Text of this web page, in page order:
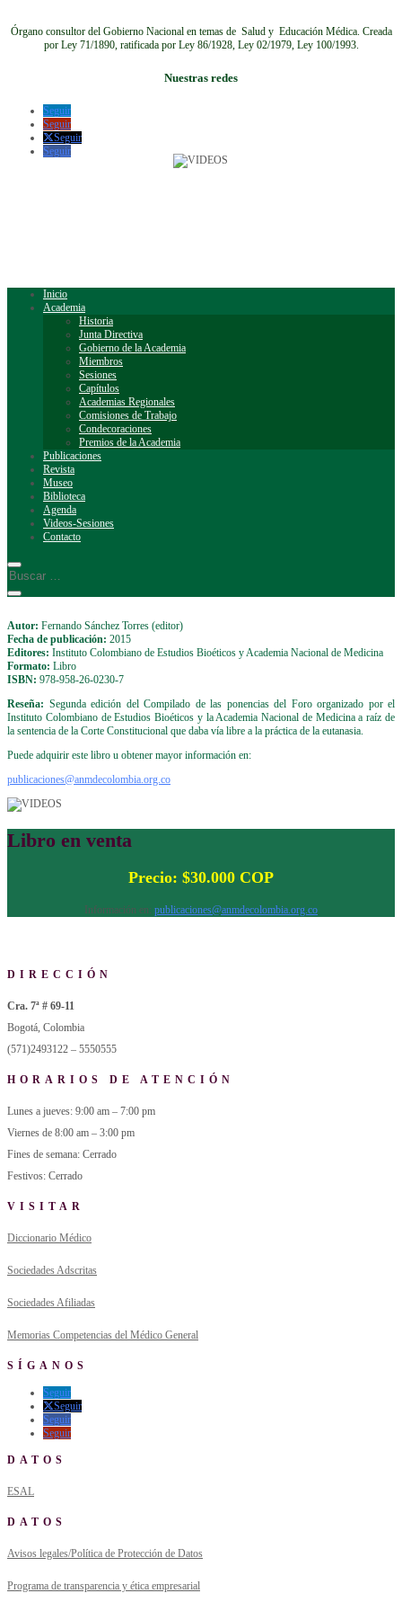
Órgano consultor del Gobierno Nacional en temas de Salud y Educación Médica. Creada
por Ley 71/1890, ratificada por Ley 86/1928, Ley 02/1979, Ley 100/1993.
Nuestras redes
Seguir
Seguir
Seguir
Seguir
Inicio
Academia
Historia
Junta Directiva
Gobierno de la Academia
Miembros
Sesiones
Capítulos
Academias Regionales
Comisiones de Trabajo
Condecoraciones
Premios de la Academia
Publicaciones
Revista
Museo
Biblioteca
Agenda
Videos-Sesiones
Contacto
Autor: Fernando Sánchez Torres (editor)
Fecha de publicación: 2015
Editores: Instituto Colombiano de Estudios Bioéticos y Academia Nacional de Medicina
Formato: Libro
ISBN: 978-958-26-0230-7
Reseña: Segunda edición del Compilado de las ponencias del Foro organizado por el
Instituto Colombiano de Estudios Bioéticos y la Academia Nacional de Medicina a raíz de
la sentencia de la Corte Constitucional que daba vía libre a la práctica de la eutanasia.
Puede adquirir este libro u obtener mayor información en:
publicaciones@anmdecolombia.org.co
Libro en venta
Precio: $30.000 COP
Información en: publicaciones@anmdecolombia.org.co
DIRECCIÓN
Cra. 7ª # 69-11
Bogotá, Colombia
(571)2493122 – 5550555
HORARIOS DE ATENCIÓN
Lunes a jueves: 9:00 am – 7:00 pm
Viernes de 8:00 am – 3:00 pm
Fines de semana: Cerrado
Festivos: Cerrado
VISITAR
Diccionario Médico
Sociedades Adscritas
Sociedades Afiliadas
Memorias Competencias del Médico General
SÍGANOS
Seguir
Seguir
Seguir
Seguir
DATOS
ESAL
DATOS
Avisos legales/Política de Protección de Datos
Programa de transparencia y ética empresarial